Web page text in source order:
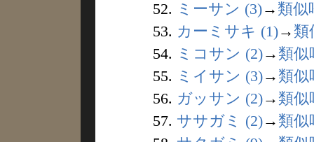
52. ミーサン (3)→ 類似
53. カーミサキ (1)→ 類
54. ミコサン (2)→ 類似
55. ミイサン (3)→ 類似
56. ガッサン (2)→ 類似
57. ササガミ (2)→ 類似